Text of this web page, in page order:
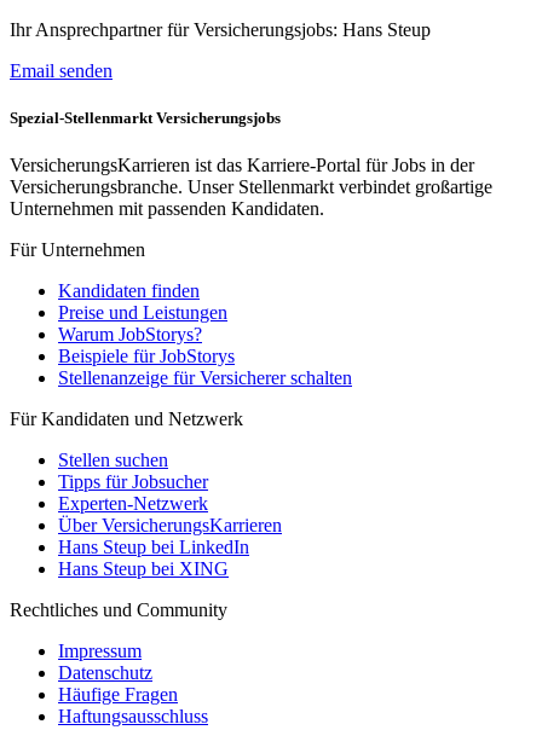
Ihr Ansprechpartner für Versicherungsjobs: Hans Steup
Email senden
Spezial-Stellenmarkt Versicherungsjobs
VersicherungsKarrieren ist das Karriere-Portal für Jobs in der
Versicherungsbranche. Unser Stellenmarkt verbindet großartige
Unternehmen mit passenden Kandidaten.
Für Unternehmen
Kandidaten finden
Preise und Leistungen
Warum JobStorys?
Beispiele für JobStorys
Stellenanzeige für Versicherer schalten
Für Kandidaten und Netzwerk
Stellen suchen
Tipps für Jobsucher
Experten-Netzwerk
Über VersicherungsKarrieren
Hans Steup bei LinkedIn
Hans Steup bei XING
Rechtliches und Community
Impressum
Datenschutz
Häufige Fragen
Haftungsausschluss